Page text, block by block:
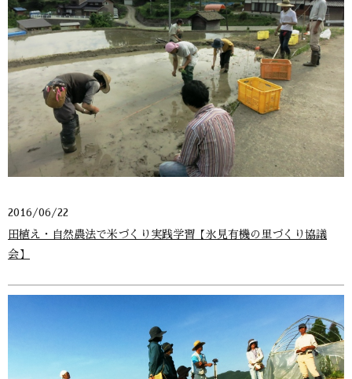
2016/06/22
田植え・自然農法で米づくり実践学習【氷見有機の里づくり協議
会】